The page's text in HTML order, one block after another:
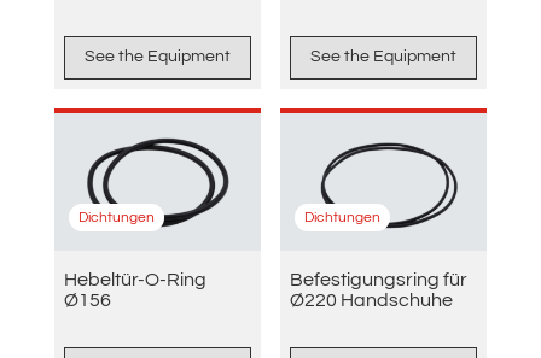
See the Equipment See the Equipment
Dichtungen
Hebeltür-O-Ring
Ø156
Dichtungen
Befestigungsring für
Ø220 Handschuhe